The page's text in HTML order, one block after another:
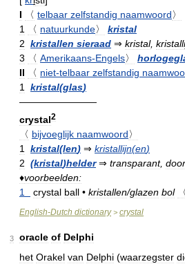
I
〈 telbaar zelfstandig naamwoord〉
1
〈 natuurkunde〉
kristal
2 kristallen sieraad ⇒ kristal,
3
〈 Amerikaans-Engels〉
II
〈 niet-telbaar zelfstandig
1
kristal(glas)
————————
crystal2
〈 bijvoeglijk naamwoord〉
1 kristal(len) ⇒ kristallijn(en)
2 (kristal)helder⇒ transparant,
♦voorbeelden:
1
crystal ball • kristallen/glazen bol 〈
English-Dutch dictionary> crystal
3 oracle of Delphi
het Orakel van Delphi (waarzegster